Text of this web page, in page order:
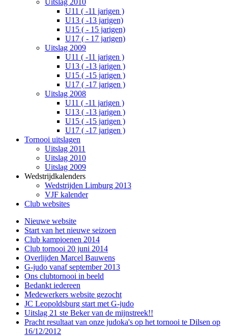
U11 ( -11 jarigen )
U13 ( -13 jarigen)
U15 ( - 15 jarigen)
U17 ( - 17 jarigen)
Uitslag 2009
U11 ( -11 jarigen )
U13 ( -13 jarigen )
U15 ( -15 jarigen )
U17 ( -17 jarigen )
Uitslag 2008
U11 ( -11 jarigen )
U13 ( -13 jarigen )
U15 ( -15 jarigen )
U17 ( -17 jarigen )
Tornooi uitslagen
Uitslag 2011
Uitslag 2010
Uitslag 2009
Wedstrijdkalenders
Wedstrijden Limburg 2013
VJF kalender
Club websites
Nieuwe website
Start van het nieuwe seizoen
Club kampioenen 2014
Club tornooi 20 juni 2014
Overlijden Marcel Bauwens
G-judo vanaf september 2013
Ons clubtornooi in beeld
Bedankt iedereen
Medewerkers website gezocht
JC Leopoldsburg start met G-judo
Uitslag 21 ste Beker van de mijnstreek!!
Pracht resultaat van onze judoka's op het tornooi te Dilsen op
16/12/2012